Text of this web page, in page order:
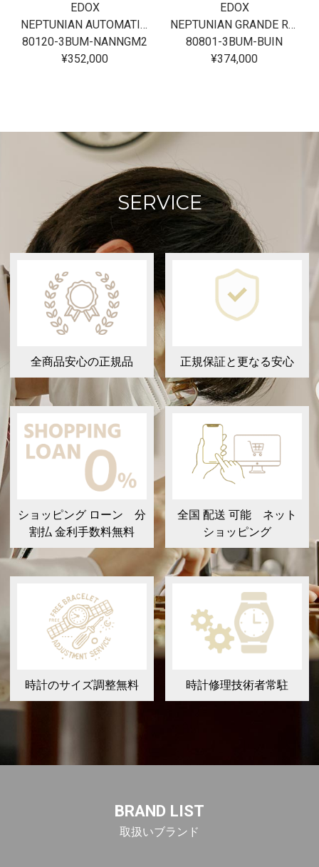
EDOX
NEPTUNIAN AUTOMATIC JAPAN LIMITED EDITION
80120-3BUM-NANNGM2
¥352,000
EDOX
NEPTUNIAN GRANDE RESERVE DATE AUTOMATIC
80801-3BUM-BUIN
¥374,000
SERVICE
全商品安心の正規品 正規保証と更なる安心
ショッピング ローン 分
割払 金利手数料無料
全国 配送 可能 ネット
ショッピング
時計のサイズ調整無料 時計修理技術者常駐
BRAND LIST
取扱いブランド